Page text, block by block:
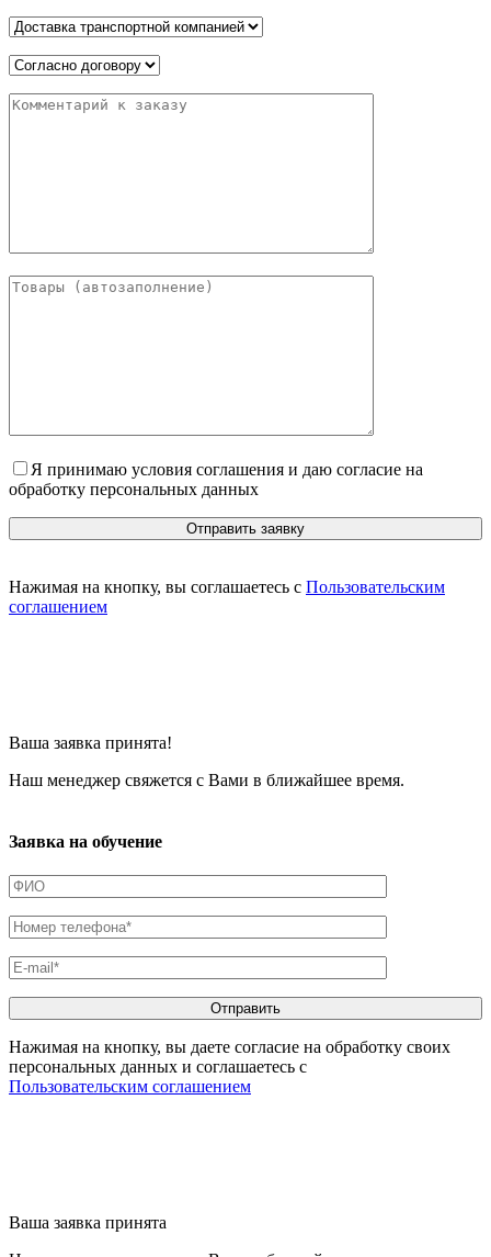
Я принимаю условия соглашения и даю согласие на
обработку персональных данных
Нажимая на кнопку, вы соглашаетесь с Пользовательским
соглашением
Ваша заявка принята!
Наш менеджер свяжется с Вами в ближайшее время.
Заявка на обучение
Нажимая на кнопку, вы даете согласие на обработку своих
персональных данных и соглашаетесь с
Пользовательским соглашением
Ваша заявка принята